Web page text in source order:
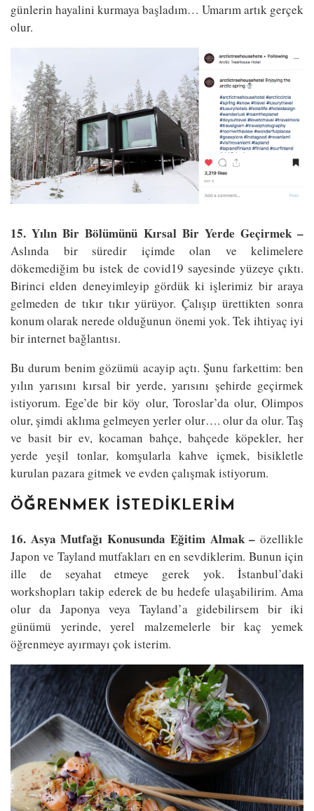
günlerin hayalini kurmaya başladım… Umarım artık gerçek
olur.
15. Yılın Bir Bölümünü Kırsal Bir Yerde Geçirmek –
Aslında bir süredir içimde olan ve kelimelere
dökemediğim bu istek de covid19 sayesinde yüzeye çıktı.
Birinci elden deneyimleyip gördük ki işlerimiz bir araya
gelmeden de tıkır tıkır yürüyor. Çalışıp ürettikten sonra
konum olarak nerede olduğunun önemi yok. Tek ihtiyaç iyi
bir internet bağlantısı.
Bu durum benim gözümü acayip açtı. Şunu farkettim: ben
yılın yarısını kırsal bir yerde, yarısını şehirde geçirmek
istiyorum. Ege’de bir köy olur, Toroslar’da olur, Olimpos
olur, şimdi aklıma gelmeyen yerler olur…. olur da olur. Taş
ve basit bir ev, kocaman bahçe, bahçede köpekler, her
yerde yeşil tonlar, komşularla kahve içmek, bisikletle
kurulan pazara gitmek ve evden çalışmak istiyorum.
ÖĞRENMEK İSTEDİKLERİM
16. Asya Mutfağı Konusunda Eğitim Almak – özellikle
Japon ve Tayland mutfakları en en sevdiklerim. Bunun için
ille de seyahat etmeye gerek yok. İstanbul’daki
workshopları takip ederek de bu hedefe ulaşabilirim. Ama
olur da Japonya veya Tayland’a gidebilirsem bir iki
günümü yerinde, yerel malzemelerle bir kaç yemek
öğrenmeye ayırmayı çok isterim.